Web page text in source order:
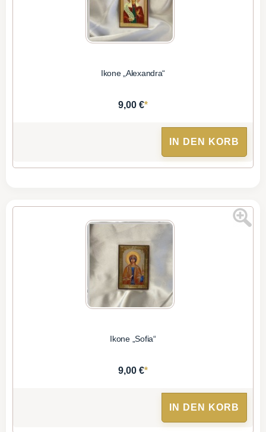
Ikone „Alexandra“
9,00 €*
IN DEN KORB
Ikone „Sofia“
9,00 €*
IN DEN KORB